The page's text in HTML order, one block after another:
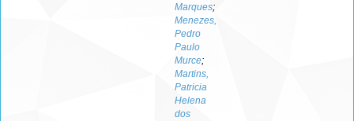
Marques;
Menezes,
Pedro
Paulo
Murce;
Martins,
Patricia
Helena
dos